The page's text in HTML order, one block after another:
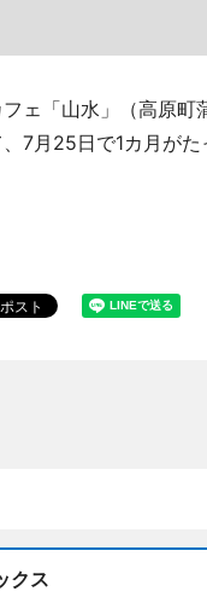
ェ「山水」（高原
、7月25日で1カ月がた
クス